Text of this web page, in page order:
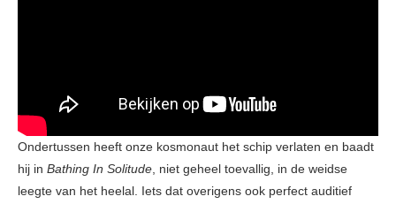
Ondertussen heeft onze kosmonaut het schip verlaten en baadt
hij in Bathing In Solitude , niet geheel toevallig, in de weidse
leegte van het heelal. Iets dat overigens ook perfect auditief